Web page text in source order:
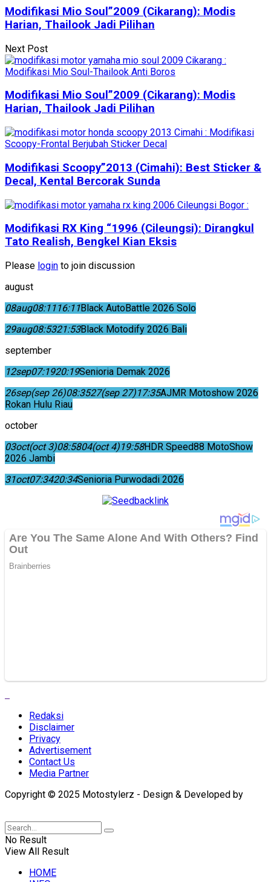
Modifikasi Mio Soul”2009 (Cikarang): Modis
Harian, Thailook Jadi Pilihan
Next Post
Modifikasi Mio Soul”2009 (Cikarang): Modis
Harian, Thailook Jadi Pilihan
Modifikasi Scoopy”2013 (Cimahi): Best Sticker &
Decal, Kental Bercorak Sunda
Modifikasi RX King “1996 (Cileungsi): Dirangkul
Tato Realish, Bengkel Kian Eksis
Please login to join discussion
august
08aug08:1116:11Black AutoBattle 2026 Solo
29aug08:5321:53Black Motodify 2026 Bali
september
12sep07:1920:19Senioria Demak 2026
26sep(sep 26)08:3527(sep 27)17:35AJMR Motoshow 2026
Rokan Hulu Riau
october
03oct(oct 3)08:5804(oct 4)19:58HDR Speed88 MotoShow
2026 Jambi
31oct07:3420:34Senioria Purwodadi 2026
Redaksi
Disclaimer
Privacy
Advertisement
Contact Us
Media Partner
Copyright © 2025 Motostylerz - Design & Developed by
No Result
View All Result
HOME